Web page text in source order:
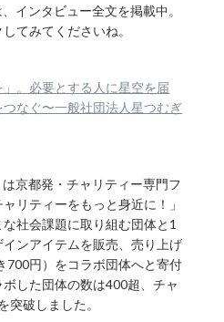
インタビュー全文を掲載中。
てみてくださいね。
」。必要とする人に星空を届
なぐ〜一般社団法人星つむぎ
京都発・チャリティー専門フ
リティーをもっと身近に！」
社会課題に取り組む団体と1
ンアイテムを販売、売り上げ
700円）をコラボ団体へと寄付
した団体の数は400超、チャ
突破しました。